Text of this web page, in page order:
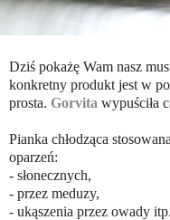
Dziś pokażę Wam nasz
konkretny produkt jest w
prosta. Gorvita wypuściła
Pianka chłodząca
oparzeń:
- słonecznych,
- przez meduzy,
- ukąszenia przez owady